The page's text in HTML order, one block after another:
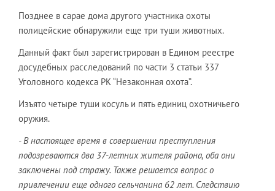
Позднее в сарае дома другого участника охоты
полицейские обнаружили еще три туши животных.
Данный факт был зарегистрирован в Едином реестре
досудебных расследований по части 3 статьи 337
Уголовного кодекса РК “Незаконная охота”.
Изъято четыре туши косуль и пять единиц охотничьего
оружия.
- В настоящее время в совершении преступления
подозреваются два 37-летних жителя района, оба они
заключены под стражу. Также решается вопрос о
привлечении еще одного сельчанина 62 лет. Следствию